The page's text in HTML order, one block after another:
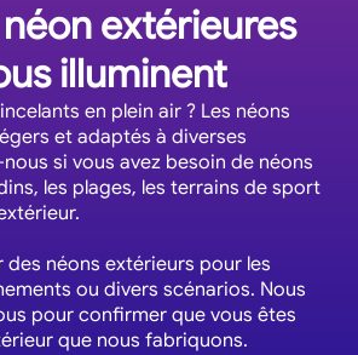
extérieures
illuminent
en plein air ? Les néons
et adaptés à diverses
si vous avez besoin de néons
les plages, les terrains de sport
néons extérieurs pour les
ou divers scénarios. Nous
pour confirmer que vous êtes
que nous fabriquons.